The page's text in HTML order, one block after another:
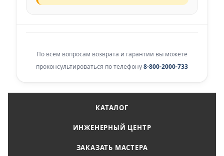
По всем вопросам возврата и гарантии вы можете
проконсультироваться по телефону8-800-2000-733
КАТАЛОГ
ИНЖЕНЕРНЫЙ ЦЕНТР
ЗАКАЗАТЬ МАСТЕРА